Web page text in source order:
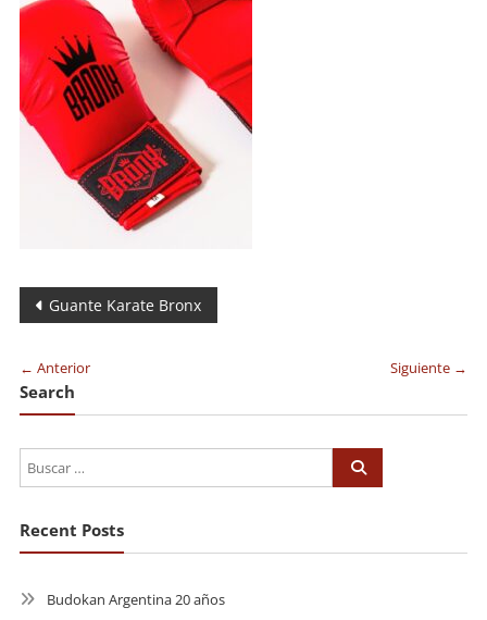
Navegación
entradas
Guante Karate Bronx
← Anterior Siguiente →
Search
Recent Posts
Budokan Argentina 20 años